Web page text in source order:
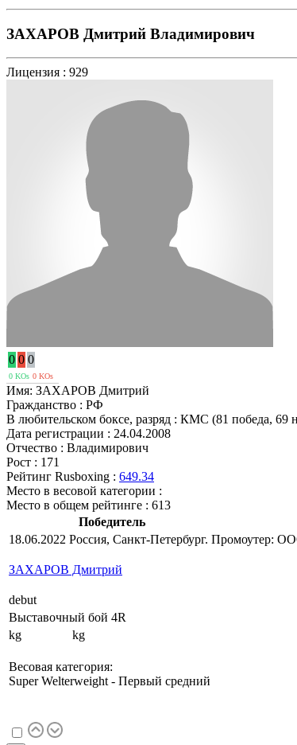
ЗАХАРОВ Дмитрий Владимирович
Лицензия : 929
0 0 0
0 KOs 0 KOs
Имя: ЗАХАРОВ Дмитрий
Гражданство : РФ
В любительском боксе, разряд : КМС (81 победа, 69
Дата регистрации : 24.04.2008
Отчество : Владимирович
Рост : 171
Рейтинг Rusboxing : 649.34
Место в весовой категории :
Место в общем рейтинге : 613
Победитель
18.06.2022 Россия, Санкт-Петербург. Промоутер:
ЗАХАРОВ Дмитрий
debut
Выставочный бой 4R
kg kg
Весовая категория:
Super Welterweight - Первый средний